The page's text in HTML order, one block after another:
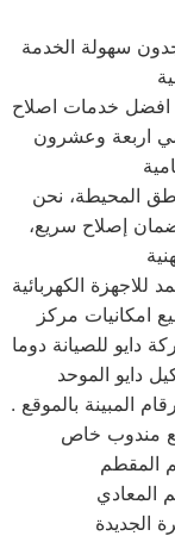
سهولة الخدمة
خدمات اصلاح
اربعة وعشرون
المحيطة، نحن
إصلاح سريع،
للاجهزة الكهربائية
امكانيات مركز
دايو الموحد
الارقام المبينة بالموقع .
مندوب خاص
المقطم
المعادي
الجديدة